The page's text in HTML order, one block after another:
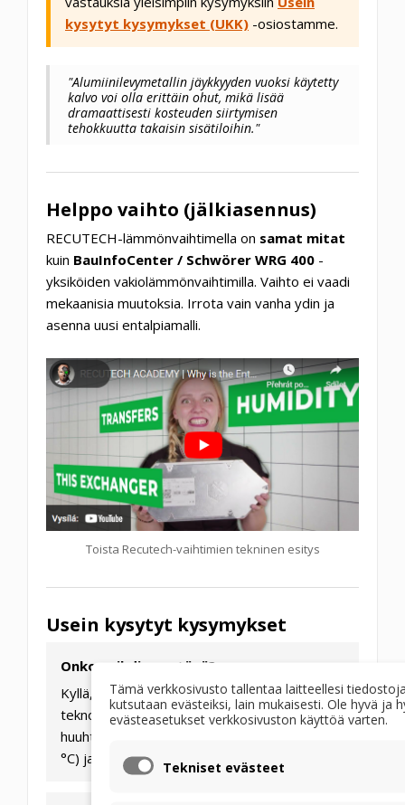
kysytyt kysymykset (UKK) -osiostamme.
"Alumiinilevymetallin jäykkyyden vuoksi käytetty
kalvo voi olla erittäin ohut, mikä lisää
dramaattisesti kosteuden siirtymisen
tehokkuutta takaisin sisätiloihin."
Helppo vaihto (jälkiasennus)
RECUTECH-lämmönvaihtimella on samat mitat
kuin BauInfoCenter / Schwörer WRG 400 -
yksiköiden vakiolämmönvaihtimilla. Vaihto ei vaadi
mekaanisia muutoksia. Irrota vain vanha ydin ja
asenna uusi entalpiamalli.
Toista Recutech-vaihtimien tekninen esitys
Usein kysytyt kysymykset
Onko vaihdin pestävä?
Kyllä, toisin kuin paperiversiot, METALPIC-
teknologia on pestävä. Huolto tehdään
huuhtelemalla haalealla vedellä (enintään 40
°C) ja miedolla saippualiuoksella.
Tämä verkkosivusto tallentaa laitteellesi
kutsutaan evästeiksi, lain mukaisesti. Ole hyvä ja
evästeasetukset verkkosivuston käyttöä varten.
Tekniset evästeet